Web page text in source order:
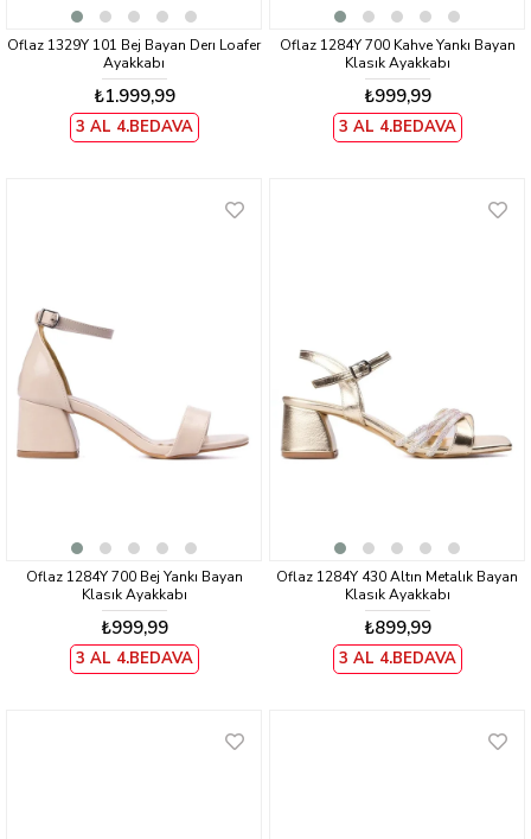
Oflaz 1329Y 101 Bej Bayan Derı Loafer
Ayakkabı
₺1.999,99
3 AL 4.BEDAVA
Oflaz 1284Y 700 Kahve Yankı Bayan
Klasık Ayakkabı
₺999,99
3 AL 4.BEDAVA
Oflaz 1284Y 700 Bej Yankı Bayan
Klasık Ayakkabı
₺999,99
3 AL 4.BEDAVA
Oflaz 1284Y 430 Altın Metalık Bayan
Klasık Ayakkabı
₺899,99
3 AL 4.BEDAVA